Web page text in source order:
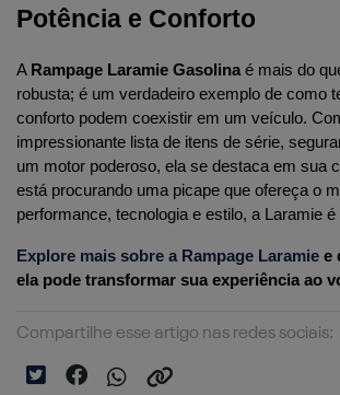
Potência e Conforto
A Rampage Laramie Gasolina é mais do
robusta; é um verdadeiro exemplo de como
conforto podem coexistir em um veículo.
impressionante lista de itens de série,
um motor poderoso, ela se destaca em sua
está procurando uma picape que ofereça o
performance, tecnologia e estilo, a Laramie
Explore mais sobre a Rampage Laramie e
ela pode transformar sua experiência ao
Compartilhe esse artigo nas redes sociais: